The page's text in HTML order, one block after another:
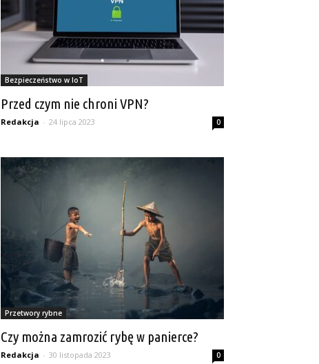
Bezpieczeństwo w IoT
Przed czym nie chroni VPN?
Redakcja - 24 lipca 2023 0
Przetwory rybne
Czy można zamrozić rybę w panierce?
Redakcja - 30 listopada 2023 0